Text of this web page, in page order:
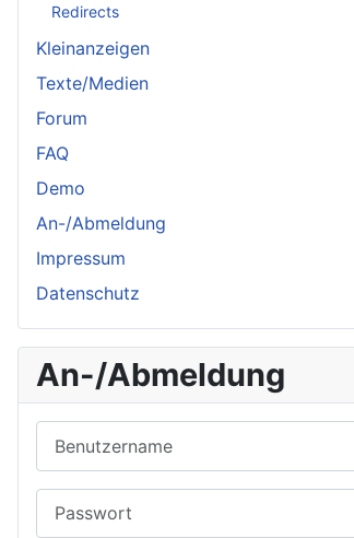
Redirects
Kleinanzeigen
Texte/Medien
Forum
FAQ
Demo
An-/Abmeldung
Impressum
Datenschutz
An-/Abmeldung